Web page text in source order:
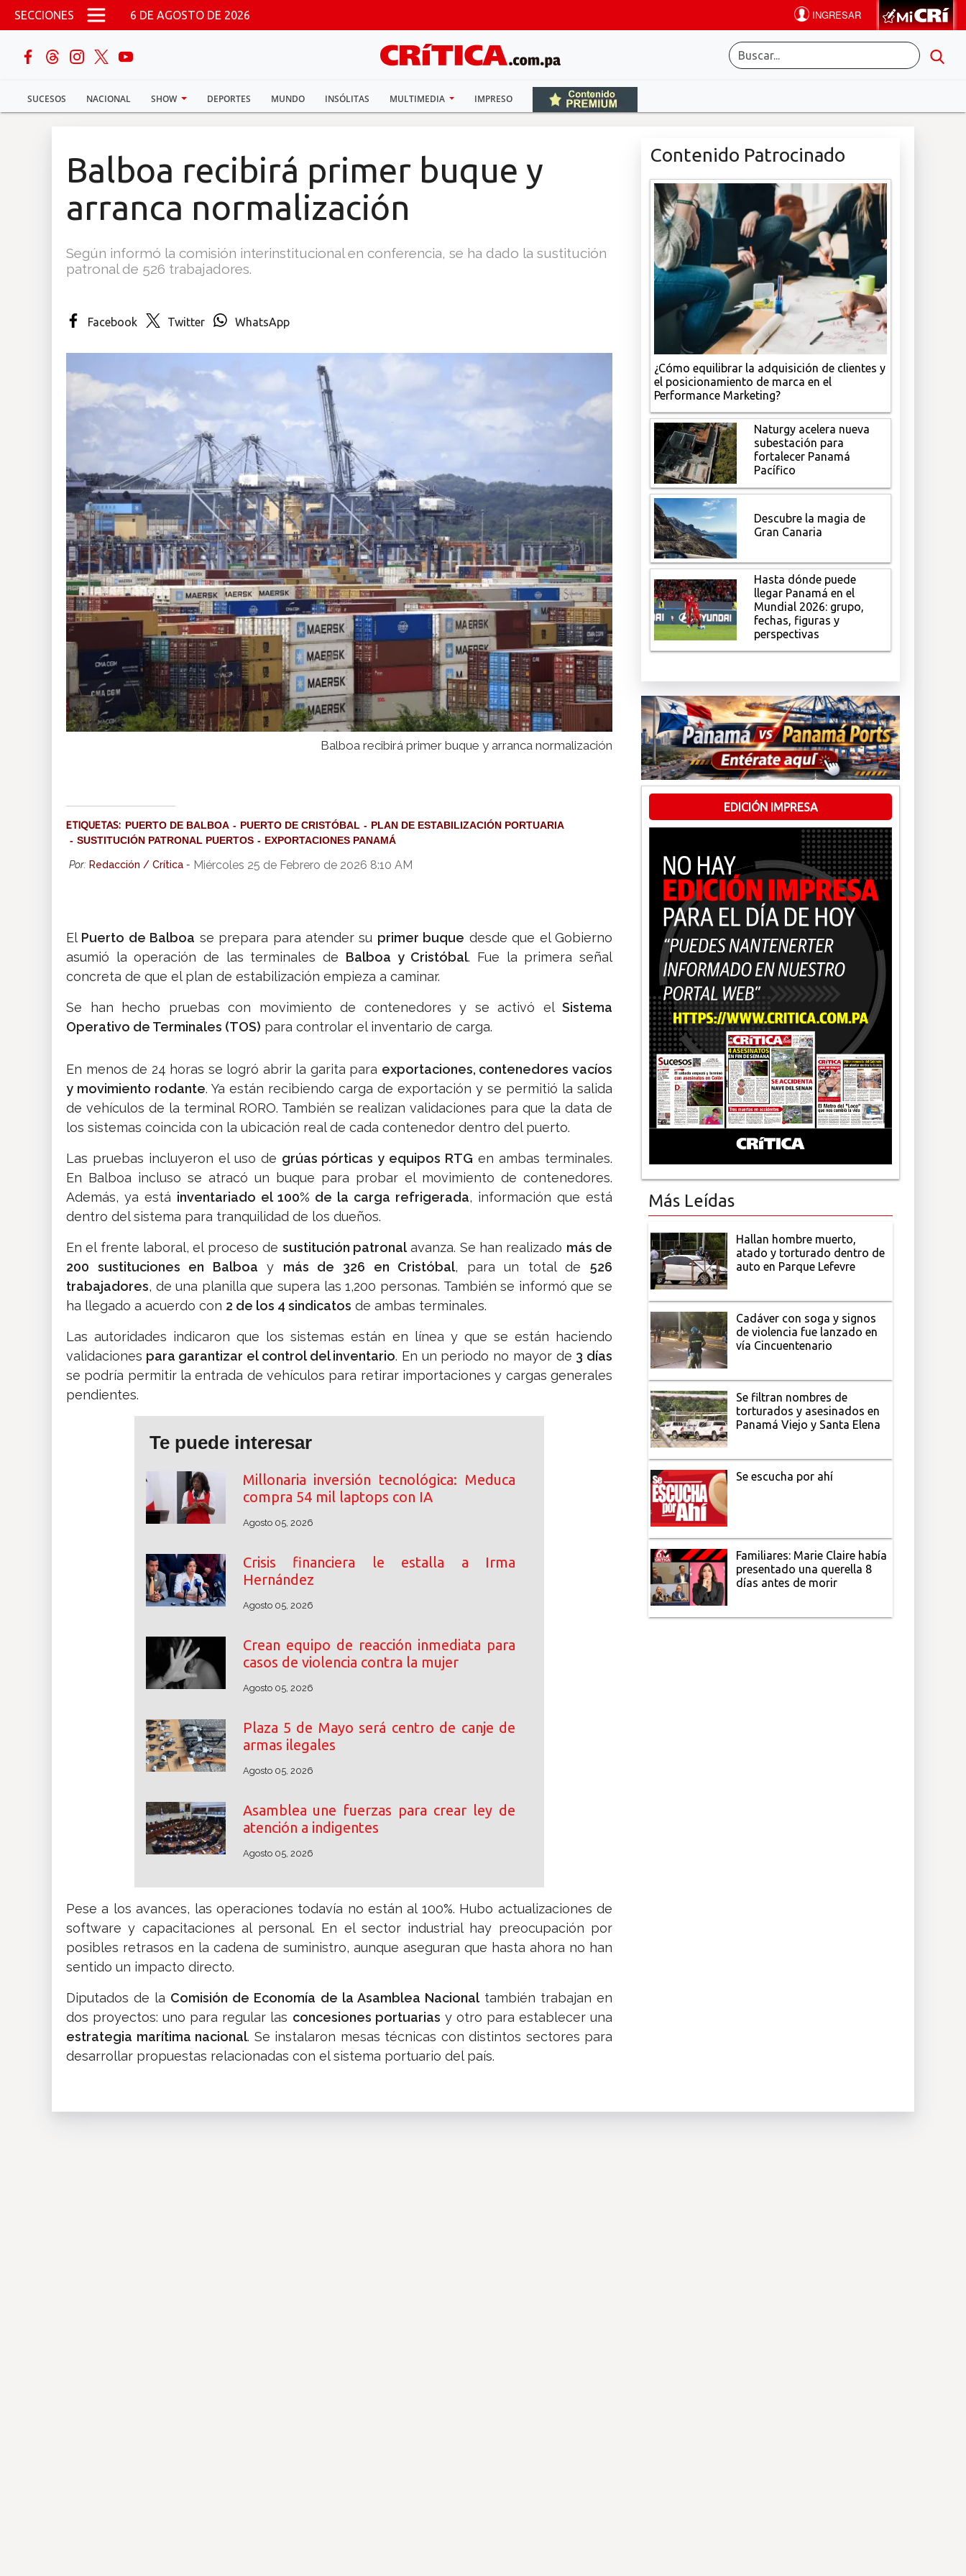
Pasar al contenido principal
SECCIONES 6 DE AGOSTO DE 2026
SUCESOS NACIONAL SHOW DEPORTES MUNDO INSÓLITAS MULTIMEDIA IMPRESO
buscar
Sucesos
Balboa recibirá primer buque y
arranca normalización
Según informó la comisión interinstitucional en conferencia, se ha dado la sustitución
patronal de 526 trabajadores.
Facebook Twitter WhatsApp
Balboa recibirá primer buque y arranca normalización
ETIQUETAS: PUERTO DE BALBOA PUERTO DE CRISTÓBAL
PLAN DE ESTABILIZACIÓN PORTUARIA
SUSTITUCIÓN PATRONAL PUERTOS
EXPORTACIONES PANAMÁ
Por: Redacción / Crítica - Miércoles 25 de Febrero de 2026 8:10 AM
El Puerto de Balboa se prepara para atender su primer buque desde que el Gobierno
asumió la operación de las terminales de Balboa y Cristóbal. Fue la primera señal
concreta de que el plan de estabilización empieza a caminar.
Se han hecho pruebas con movimiento de contenedores y se activó el Sistema
Operativo de Terminales (TOS) para controlar el inventario de carga.
En menos de 24 horas se logró abrir la garita para exportaciones, contenedores vacíos
y movimiento rodante. Ya están recibiendo carga de exportación y se permitió la salida
de vehículos de la terminal RORO. También se realizan validaciones para que la data de
los sistemas coincida con la ubicación real de cada contenedor dentro del puerto.
Las pruebas incluyeron el uso de grúas pórticas y equipos RTG en ambas terminales.
En Balboa incluso se atracó un buque para probar el movimiento de contenedores.
Además, ya está inventariado el 100% de la carga refrigerada, información que está
dentro del sistema para tranquilidad de los dueños.
En el frente laboral, el proceso de sustitución patronalavanza. Se han realizado más de
200 sustituciones en Balboa y más de 326 en Cristóbal, para un total de526
trabajadores, de una planilla que supera las 1,200 personas. También se informó que se
ha llegado a acuerdo con 2 de los 4 sindicatos de ambas terminales.
Las autoridades indicaron que los sistemas están en línea y que se están haciendo
validaciones para garantizar el control del inventario. En un periodo no mayor de 3 días
se podría permitir la entrada de vehículos para retirar importaciones y cargas generales
pendientes.
Te puede interesar
Millonaria inversión tecnológica: Meduca
compra 54 mil laptops con IA
Agosto 05, 2026
Crisis financiera le estalla a Irma
Hernández
Agosto 05, 2026
Crean equipo de reacción inmediata para
casos de violencia contra la mujer
Agosto 05, 2026
Plaza 5 de Mayo será centro de canje de
armas ilegales
Agosto 05, 2026
Asamblea une fuerzas para crear ley de
atención a indigentes
Agosto 05, 2026
Pese a los avances, las operaciones todavía no están al 100%. Hubo actualizaciones de
software y capacitaciones al personal. En el sector industrial hay preocupación por
posibles retrasos en la cadena de suministro, aunque aseguran que hasta ahora no han
sentido un impacto directo.
Diputados de la Comisión de Economía de la Asamblea Nacionaltambién trabajan en
dos proyectos: uno para regular las concesiones portuarias y otro para establecer una
estrategia marítima nacional. Se instalaron mesas técnicas con distintos sectores para
desarrollar propuestas relacionadas con el sistema portuario del país.
Contenido Patrocinado
¿Cómo equilibrar la adquisición de clientes y
el posicionamiento de marca en el
Performance Marketing?
Naturgy acelera nueva
subestación para
fortalecer Panamá
Pacífico
Descubre la magia de
Gran Canaria
Hasta dónde puede
llegar Panamá en el
Mundial 2026: grupo,
fechas, figuras y
perspectivas
EDICIÓN IMPRESA
Más Leídas
Hallan hombre muerto,
atado y torturado dentro de
auto en Parque Lefevre
Cadáver con soga y signos
de violencia fue lanzado en
vía Cincuentenario
Se filtran nombres de
torturados y asesinados en
Panamá Viejo y Santa Elena
Se escucha por ahí
Familiares: Marie Claire había
presentado una querella 8
días antes de morir